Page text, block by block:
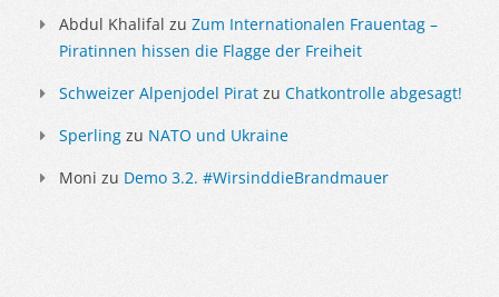
Abdul Khalifal zu Zum Internationalen Frauentag –
Piratinnen hissen die Flagge der Freiheit
Schweizer Alpenjodel Pirat zu Chatkontrolle abgesagt!
Sperling zu NATO und Ukraine
Moni zu Demo 3.2. #WirsinddieBrandmauer